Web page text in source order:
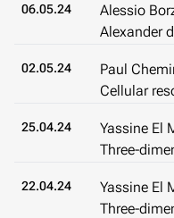
06.05.24
Alessio
Alexander
02.05.24
Paul
Cellular
25.04.24
Yassine El
Three-
22.04.24
Yassine El
Three-